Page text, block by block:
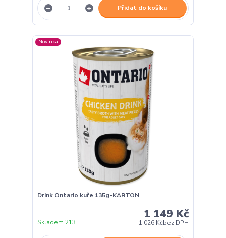
Přidat do košíku
Novinka
Drink Ontario kuře 135g-KARTON
1 149 Kč
1 026 Kčbez DPH
Skladem 213